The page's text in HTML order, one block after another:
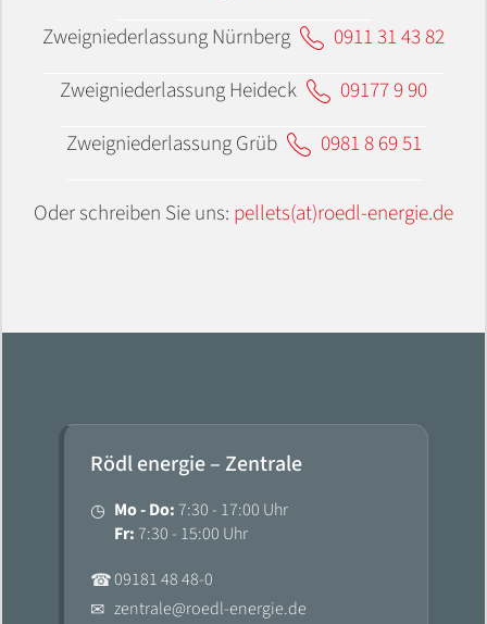
Zweigniederlassung Nürnberg
0911 31 43 82
Zweigniederlassung Heideck
09177 9 90
Zweigniederlassung Grüb
0981 8 69 51
Oder schreiben Sie uns: pellets(at)roedl-energie.de
Rödl energie – Zentrale
◷ Mo - Do: 7:30 - 17:00 Uhr
Fr: 7:30 - 15:00 Uhr
☎09181 48 48-0
✉ zentrale@roedl-energie.de